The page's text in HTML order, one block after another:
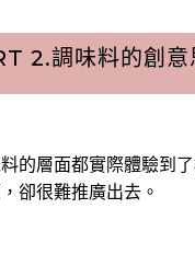
2.調味料的創意
的層面都實際體驗到
卻很難推廣出去。